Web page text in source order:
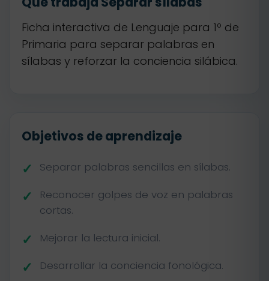
Ficha interactiva de Lenguaje para 1º de
Primaria para separar palabras en
sílabas y reforzar la conciencia silábica.
Objetivos de aprendizaje
Separar palabras sencillas en sílabas.
Reconocer golpes de voz en palabras
cortas.
Mejorar la lectura inicial.
Desarrollar la conciencia fonológica.